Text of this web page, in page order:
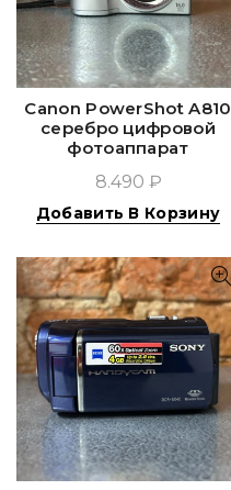
Canon PowerShot A810
серебро цифровой
фотоаппарат
8.490 ₽
Добавить В Корзину